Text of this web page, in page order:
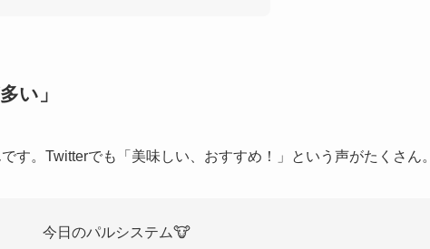
い」
す。Twitterでも「美味しい、おすすめ！」という声がたくさん。
今日のパルシステム🐮